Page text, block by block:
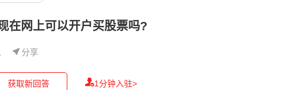
在网上可以开户买股票吗?
分享
1分钟入驻>
获取新回答